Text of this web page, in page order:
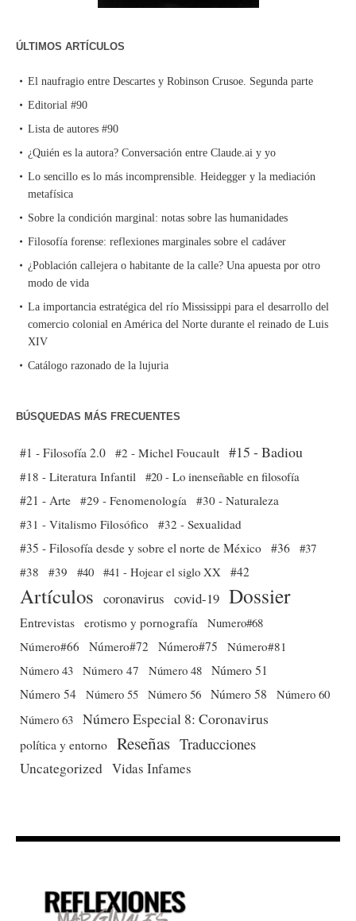
ÚLTIMOS ARTÍCULOS
El naufragio entre Descartes y Robinson Crusoe. Segunda parte
Editorial #90
Lista de autores #90
¿Quién es la autora? Conversación entre Claude.ai y yo
Lo sencillo es lo más incomprensible. Heidegger y la mediación
metafísica
Sobre la condición marginal: notas sobre las humanidades
Filosofía forense: reflexiones marginales sobre el cadáver
¿Población callejera o habitante de la calle? Una apuesta por otro
modo de vida
La importancia estratégica del río Mississippi para el desarrollo del
comercio colonial en América del Norte durante el reinado de Luis
XIV
Catálogo razonado de la lujuria
BÚSQUEDAS MÁS FRECUENTES
#1 - Filosofía 2.0 #2 - Michel Foucault #15 - Badiou
#18 - Literatura Infantil #20 - Lo inenseñable en filosofía
#21 - Arte #29 - Fenomenología #30 - Naturaleza
#31 - Vitalismo Filosófico
#32 - Sexualidad
#35 - Filosofía desde y sobre el norte de México #36 #37
#38
#39 #40 #41 - Hojear el siglo XX #42
Artículos coronavirus covid-19 Dossier
Entrevistas erotismo y pornografía Numero#68
Número#66
Número#72 Número#75
Número#81
Número 43 Número 47 Número 48 Número 51
Número 54 Número 55 Número 56 Número 58
Número 60
Número 63 Número Especial 8: Coronavirus
política y entorno Reseñas Traducciones
Uncategorized Vidas Infames